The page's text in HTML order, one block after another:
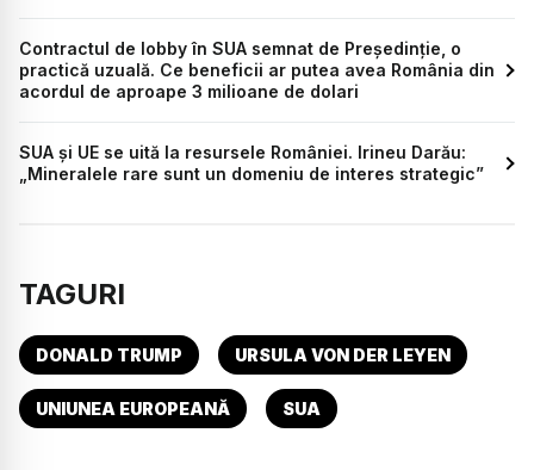
Contractul de lobby în SUA semnat de Președinție, o
practică uzuală. Ce beneficii ar putea avea România din
acordul de aproape 3 milioane de dolari
SUA și UE se uită la resursele României. Irineu Darău:
„Mineralele rare sunt un domeniu de interes strategic”
TAGURI
DONALD TRUMP URSULA VON DER LEYEN
UNIUNEA EUROPEANĂ SUA